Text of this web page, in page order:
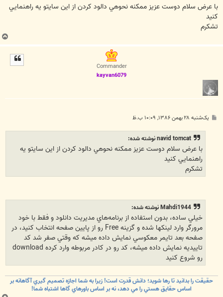
ت
با عرض سلام دوست عزيز ممكنه نحوهي دالود كردن از اين سايتو يه راهنمايي
كنيد
تشكرم
ب
ا
Commander
kayvan6079
پ یک‌شنبه ۲۸ بهمن ۱۳۸۶, ۱۰:۰۹ ب.ظ
navid tomcat نوشته شده:
با عرض سلام دوست عزيز ممكنه نحوهي دالود كردن از اين سايتو يه
راهنمايي كنيد
تشكرم
Mahdi1944 نوشته شده:
خيلي ساده، بدون استفاده از برنامه‌هاي مديريت دانلود و فقط با خود
مرورگر وارد لينکها شده و گزينه Free رو از پايين صفحه انتخاب کنيد، در
صفحه بعد تايمر معکوسي نمايش داده ميشه که وقتي صفر شد کد
تاييديه نمايش داده ميشه، کد رو در کادر مربوطه وارد کرده download
رو شروع کنيد
حقيقت را بدانيد تا رها شويد؛ دانش قدرت است! زيرا به شما اجازه تصميم گيري آگاهانه بر
اساس حقايق هستي را مي دهد، نه بر اساس باورهاي گاها اشتباه شما!